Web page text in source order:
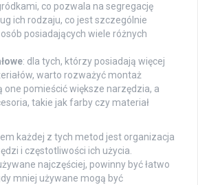
co pozwala na segregację
ich rodzaju, co jest szczególnie
posiadających wiele różnych
: dla tych, którzy posiadają więcej
warto rozważyć montaż
one pomieścić większe narzędzia, a
takie jak farby czy materiał
każdej z tych metod jest organizacja
i częstotliwości ich użycia.
najczęściej, powinny być łatwo
mniej używane mogą być